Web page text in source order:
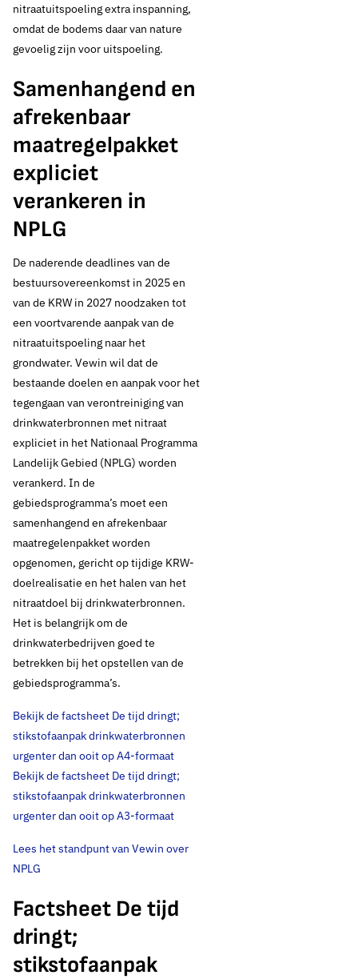
en nitraat: de tijd
dringt, Nederland
dreigt deadline te
missen
Thema's:
nitraatuitspoeling extra inspanning,
omdat de bodems daar van nature
gevoelig zijn voor uitspoeling.
Samenhangend en
afrekenbaar
maatregelpakket
expliciet
verankeren in
NPLG
De naderende deadlines van de
bestuursovereenkomst in 2025 en
van de KRW in 2027 noodzaken tot
een voortvarende aanpak van de
nitraatuitspoeling naar het
grondwater. Vewin wil dat de
bestaande doelen en aanpak voor het
tegengaan van verontreiniging van
drinkwaterbronnen met nitraat
expliciet in het Nationaal Programma
Landelijk Gebied (NPLG) worden
verankerd. In de
gebiedsprogramma’s moet een
samenhangend en afrekenbaar
maatregelenpakket worden
opgenomen, gericht op tijdige KRW-
doelrealisatie en het halen van het
nitraatdoel bij drinkwaterbronnen.
Het is belangrijk om de
drinkwaterbedrijven goed te
betrekken bij het opstellen van de
gebiedsprogramma’s.
Bekijk de factsheet De tijd dringt;
stikstofaanpak drinkwaterbronnen
urgenter dan ooit op A4-formaat
Bekijk de factsheet De tijd dringt;
stikstofaanpak drinkwaterbronnen
urgenter dan ooit op A3-formaat
Lees het standpunt van Vewin over
NPLG
Factsheet De tijd
dringt;
stikstofaanpak